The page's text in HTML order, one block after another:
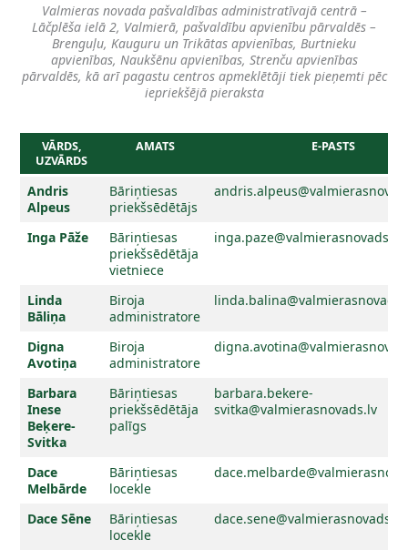
Valmieras novada pašvaldības administratīvajā centrā –
Lāčplēša ielā 2, Valmierā, pašvaldību apvienību pārvaldēs –
Brenguļu, Kauguru un Trikātas apvienības, Burtnieku
apvienības, Naukšēnu apvienības, Strenču apvienības
pārvaldēs, kā arī pagastu centros apmeklētāji tiek pieņemti pēc
iepriekšējā pieraksta
VĀRDS,
UZVĀRDS
AMATS E-PASTS
Andris
Alpeus
Bāriņtiesas
priekšsēdētājs
Inga Pāže
Bāriņtiesas
priekšsēdētāja
vietniece
inga.paze@valmierasnovads.lv
Linda
Bāliņa
Biroja
administratore
Digna
Avotiņa
Biroja
administratore
Barbara
Inese
Beķere-
Svitka
Bāriņtiesas
priekšsēdētāja
palīgs
barbara.bekere-
svitka@valmierasnovads.lv
Dace
Melbārde
Bāriņtiesas
locekle
Dace Sēne
Bāriņtiesas
locekle
dace.sene@valmierasnovads.lv